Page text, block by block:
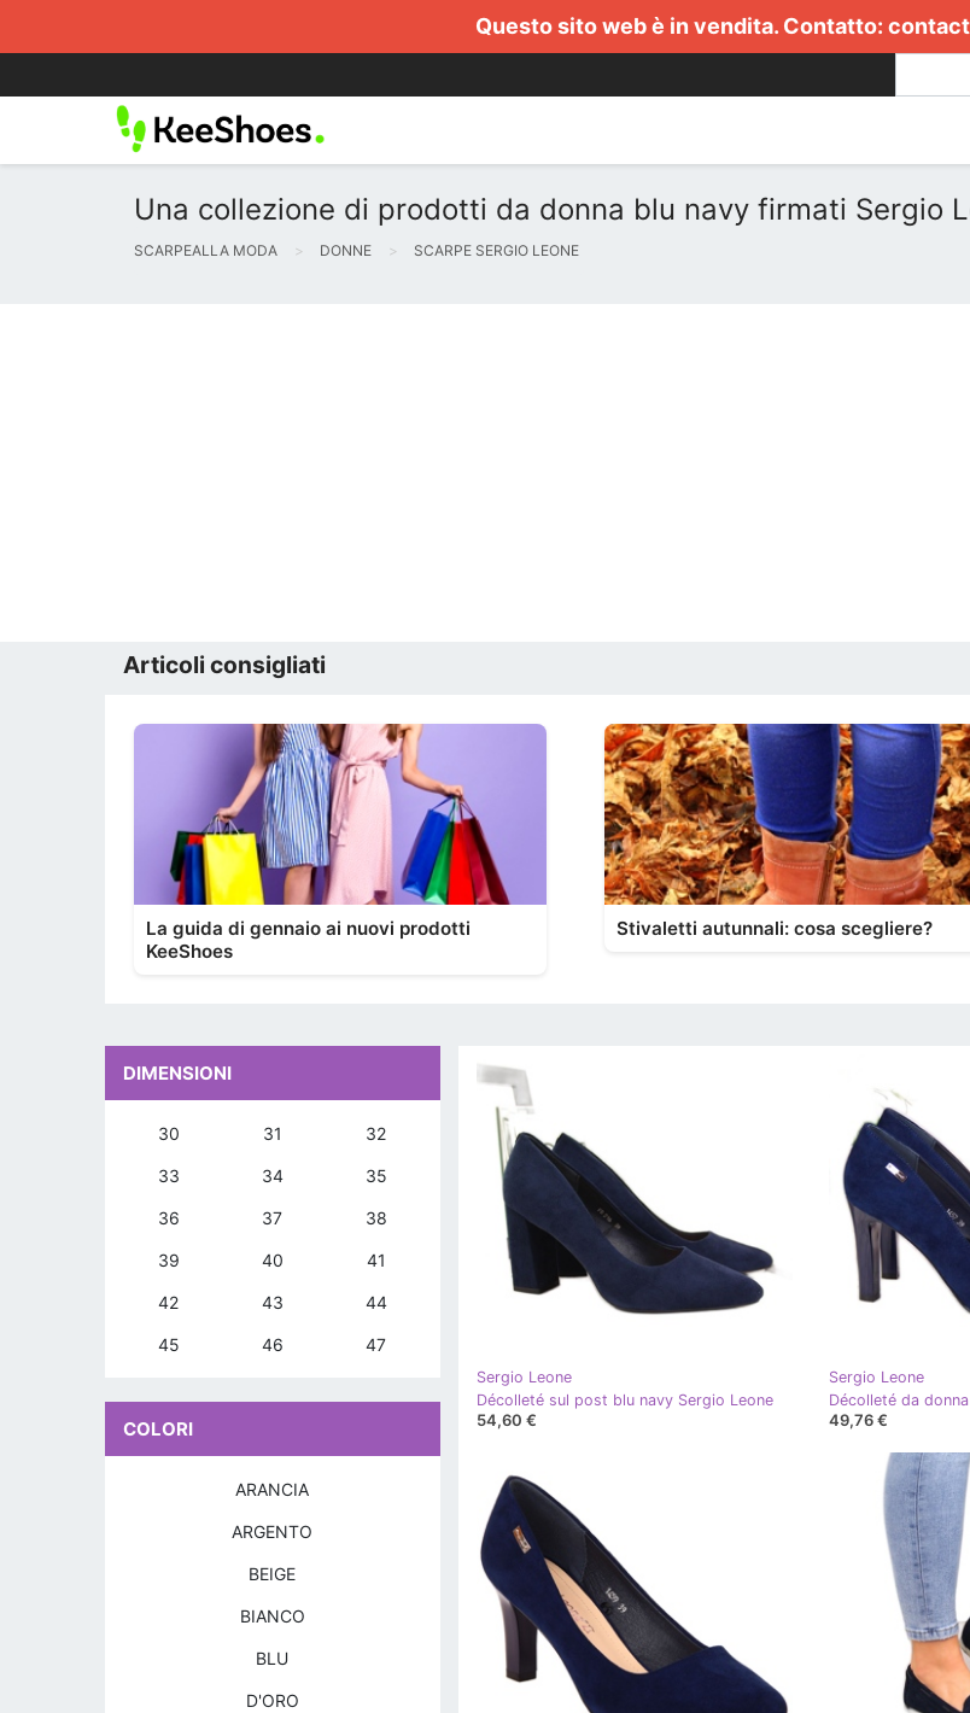
Questo sito web è in vendita. Contatto:
Una collezione di prodotti da donna blu navy firmati Sergio
SCARPEALLA MODA DONNE SCARPE SERGIO LEONE
Articoli consigliati
La guida di gennaio ai nuovi prodotti
KeeShoes
Stivaletti autunnali: cosa scegliere?
Sergio Leone
Décolleté sul post blu navy Sergio Leone
54,60 €
Sergio Leone
Décolleté da
49,76 €
DIMENSIONI
30 31 32
33 34 35
36 37 38
39 40 41
42 43 44
45 46 47
COLORI
ARANCIA
ARGENTO
BEIGE
BIANCO
BLU
D'ORO